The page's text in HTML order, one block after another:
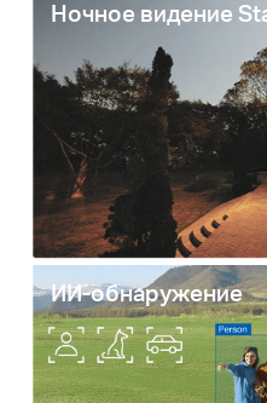
Ночное видение
ИИ-обнаружение